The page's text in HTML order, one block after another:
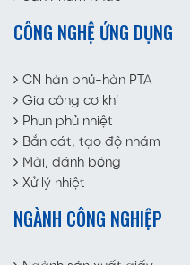
CÔNG NGHỆ ỨNG DỤNG
CN hàn phủ-hàn PTA
Gia công cơ khí
Phun phủ nhiệt
Bắn cát, tạo độ nhám
Mài, đánh bóng
Xử lý nhiệt
NGÀNH CÔNG NGHIỆP